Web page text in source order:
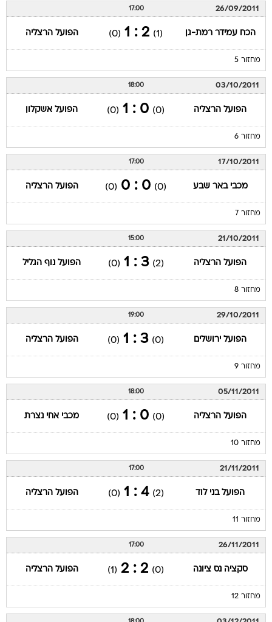
26/09/2011
17:00
הכח עמידר רמת-גן (1)
2 : 1
(0) הפועל הרצליה
מחזור 5
03/10/2011
18:00
הפועל הרצליה (0)
0 : 1
(0) הפועל אשקלון
מחזור 6
17/10/2011
17:00
מכבי באר שבע (0)
0 : 0
(0) הפועל הרצליה
מחזור 7
21/10/2011
15:00
הפועל הרצליה (2)
3 : 1
(0) הפועל נוף הגליל
מחזור 8
29/10/2011
19:00
הפועל ירושלים (0)
3 : 1
(0) הפועל הרצליה
מחזור 9
05/11/2011
18:00
הפועל הרצליה (0)
0 : 1
(0) מכבי אחי נצרת
מחזור 10
21/11/2011
17:00
הפועל בני לוד (2)
4 : 1
(0) הפועל הרצליה
מחזור 11
26/11/2011
17:00
סקציה נס ציונה (0)
2 : 2
(1) הפועל הרצליה
מחזור 12